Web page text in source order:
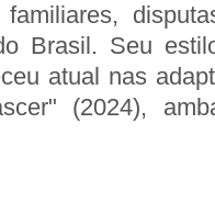
familiares,
Brasil. Seu
atual nas
(2024),